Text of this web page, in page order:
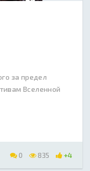
за предел
Вселенной
0 835 +4